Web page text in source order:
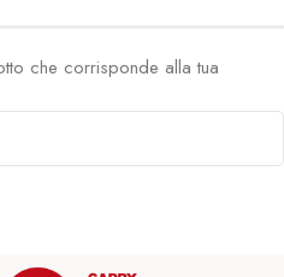
che corrisponde alla tua